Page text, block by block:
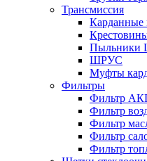
Трансмиссия
Карданные
Пыльники
ШРУС
Муфты
Фильтры
Фильтр
Фильтр
Фильтр
Фильтр
Фильтр